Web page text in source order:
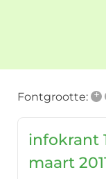
Fontgrootte: +
infokrant
maart